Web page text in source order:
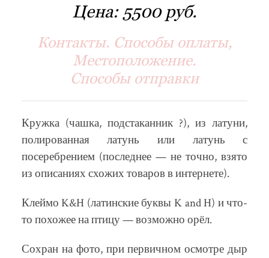
Цена: 5500 руб.
Контакты. Способы оплаты,
Местоположение.
Способы отправки
Кружка (чашка, подстаканник ?), из латуни,
полированная латунь или латунь с
посеребрением (последнее — не точно, взято
из описаниях схожих товаров в интернете).
Клеймо K&H (латинские буквы K and H) и что-
то похожее на птицу — возможно орёл.
Сохран на фото, при первичном осмотре дыр